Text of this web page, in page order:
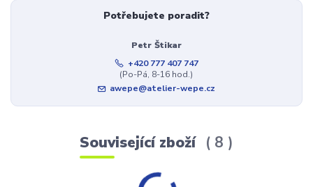
Potřebujete poradit?
Petr Štikar
+420 777 407 747
(Po-Pá, 8-16 hod.)
awepe@atelier-wepe.cz
Související zboží 8